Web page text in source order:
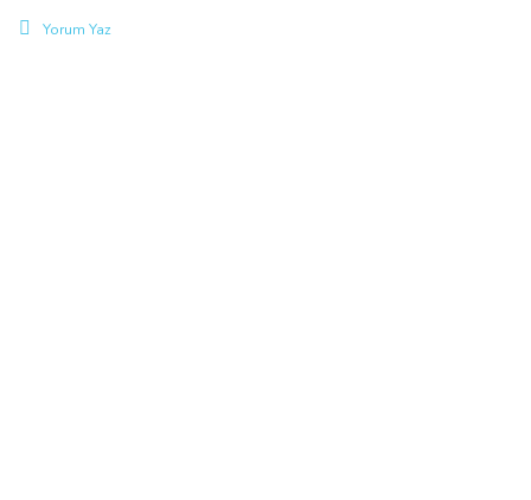
Yorum Yaz